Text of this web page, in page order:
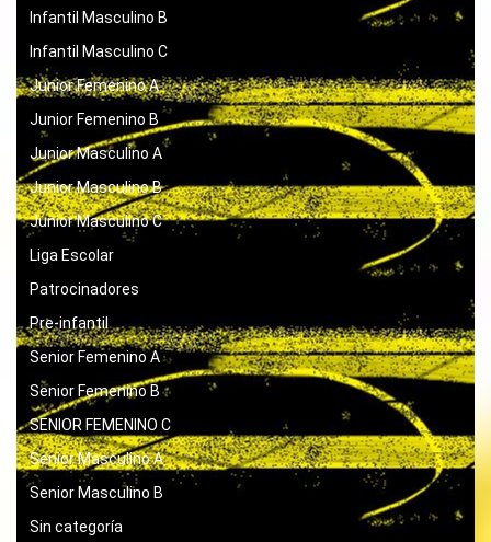
Infantil Masculino B
Infantil Masculino C
Junior Femenino A
Junior Femenino B
Junior Masculino A
Junior Masculino B
Junior Masculino C
Liga Escolar
Patrocinadores
Pre-infantil
Senior Femenino A
Senior Femenino B
SENIOR FEMENINO C
Senior Masculino A
Senior Masculino B
Sin categoría